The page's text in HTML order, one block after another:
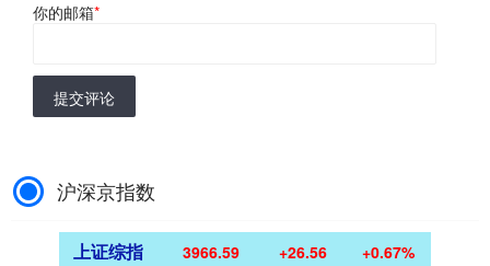
你的邮箱*
提交评论
沪深京指数
上证综指 3966.59 +26.56 +0.67%